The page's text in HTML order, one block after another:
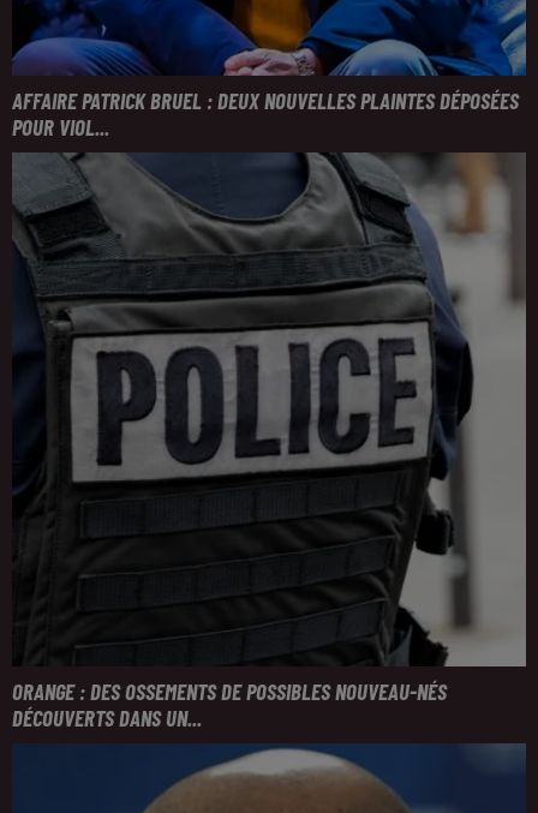
AFFAIRE PATRICK BRUEL : DEUX NOUVELLES PLAINTES DÉPOSÉES
POUR VIOL...
ORANGE : DES OSSEMENTS DE POSSIBLES NOUVEAU-NÉS
DÉCOUVERTS DANS UN...